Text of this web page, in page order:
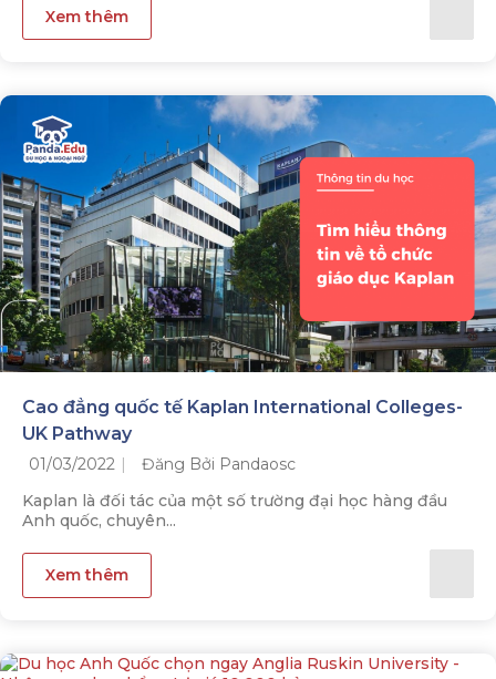
Xem thêm
Cao đẳng quốc tế Kaplan International Colleges-
UK Pathway
01/03/2022
Đăng Bởi Pandaosc
Kaplan là đối tác của một số trường đại học hàng đầu
Anh quốc, chuyên...
Xem thêm